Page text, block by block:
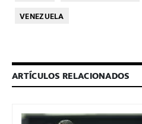
VENEZUELA
ARTÍCULOS RELACIONADOS